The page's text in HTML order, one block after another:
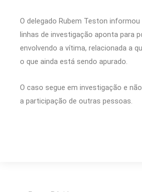
O delegado Rubem Teston informou
linhas de investigação aponta para
envolvendo a vítima, relacionada a
o que ainda está sendo apurado.
O caso segue em investigação e
a participação de outras pessoas.